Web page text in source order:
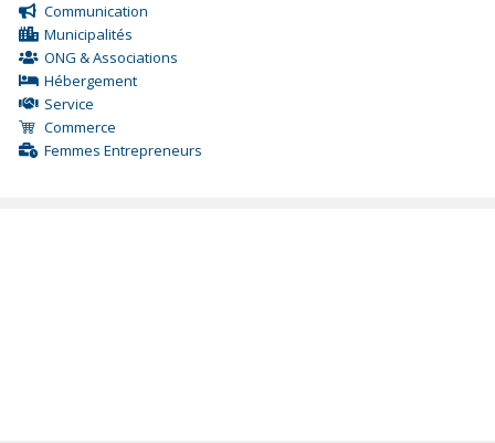
Communication
Municipalités
ONG & Associations
Hébergement
Service
Commerce
Femmes Entrepreneurs